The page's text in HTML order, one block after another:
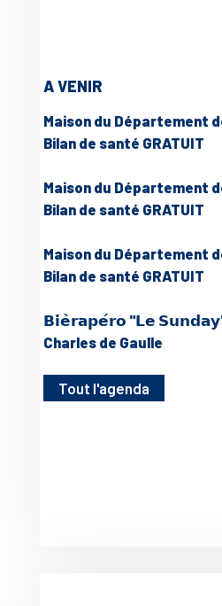
A VENIR
Maison du Département
Bilan de santé GRATUIT
Maison du Département
Bilan de santé GRATUIT
Maison du Département
Bilan de santé GRATUIT
𝗕𝗶𝗲̀𝗿𝗮𝗽𝗲́𝗿𝗼 "𝗟𝗲
Charles de Gaulle
Tout l'agenda